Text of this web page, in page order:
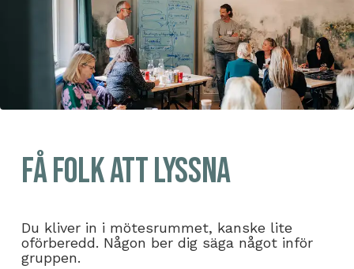
Få folk att lyssna
Du kliver in i mötesrummet, kanske lite
oförberedd. Någon ber dig säga något inför
gruppen.